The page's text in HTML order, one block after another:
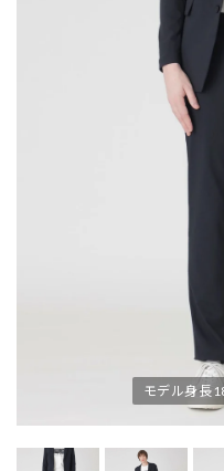
モデル身長